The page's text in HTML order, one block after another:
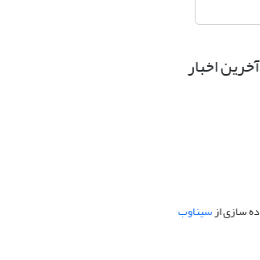
آخرین اخبار
سازی ازسیناوب